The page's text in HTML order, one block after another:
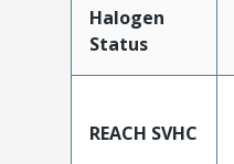
Halogen
Status
REACH SVHC